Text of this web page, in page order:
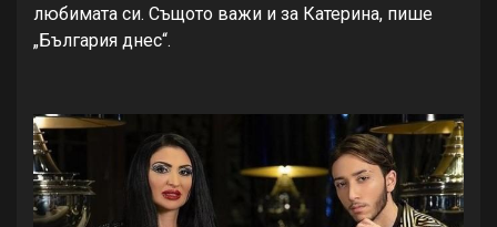
любимата си. Същото важи и за Катерина, пише
„България днес“.